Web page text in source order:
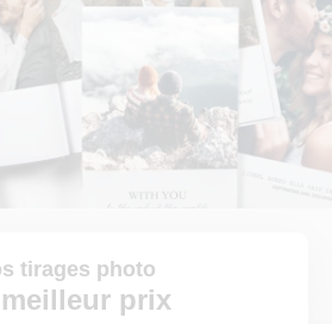
tirages photo
prix